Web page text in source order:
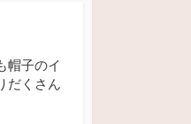
帽子のイ
だくさん